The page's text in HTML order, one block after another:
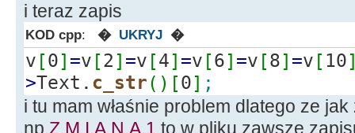
Edit3->Text= (String)v[
Edit4->Text
Edit5 -> Text = ( String) v[
Edit6->Text =
infile.close();
i teraz zapis
KOD cpp: � UKRYJ �
v [0] =v [2] =v [4] =v [6] =v [8] =v [ 10
>Text. c_str( ) [0] ;
i tu mam właśnie problem dlatego ze
np.Z.M.I.A.N.A.1 to w pliku zawsze